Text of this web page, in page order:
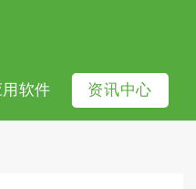
用软件 资讯中心